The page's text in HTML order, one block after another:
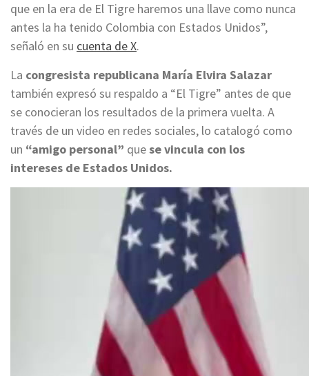
que en la era de El Tigre haremos una llave como nunca
antes la ha tenido Colombia con Estados Unidos”,
señaló en su cuenta de X.
La congresista republicana María Elvira Salazar
también expresó su respaldo a “El Tigre” antes de que
se conocieran los resultados de la primera vuelta. A
través de un video en redes sociales, lo catalogó como
un “amigo personal” quese vincula con los
intereses de Estados Unidos.